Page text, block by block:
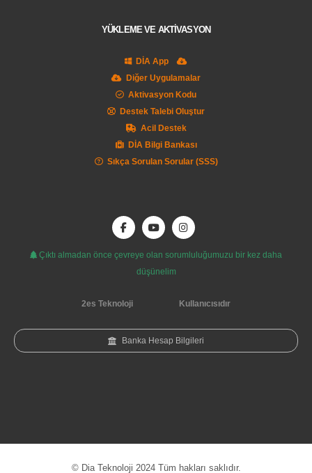
YÜKLEME VE AKTİVASYON
DİA App
Diğer Uygulamalar
Aktivasyon Kodu
Destek Talebi Oluştur
Acil Destek
DİA Bilgi Bankası
Sıkça Sorulan Sorular (SSS)
Çıktı almadan önce çevreye olan sorumluluğumuzu bir kez daha
düşünelim
2es Teknoloji Kullanıcısıdır
Banka Hesap Bilgileri
© Dia Teknoloji 2024 Tüm hakları saklıdır.